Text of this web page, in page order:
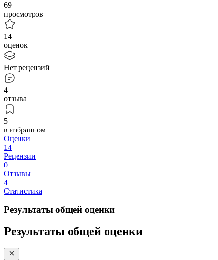
69
просмотров
14
оценок
Нет рецензий
4
отзыва
5
в избранном
Оценки
14
Рецензии
0
Отзывы
4
Статистика
Результаты общей оценки
Результаты общей оценки